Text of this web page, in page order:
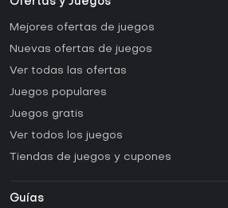
Ofertas y Juegos
Mejores ofertas de juegos
Nuevas ofertas de juegos
Ver todas las ofertas
Juegos populares
Juegos gratis
Ver todos los juegos
Tiendas de juegos y cupones
Guías